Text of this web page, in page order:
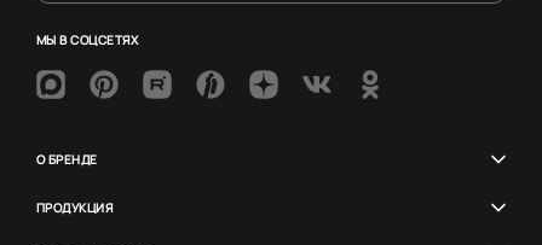
МЫ В СОЦСЕТЯХ
О БРЕНДЕ
ПРОДУКЦИЯ